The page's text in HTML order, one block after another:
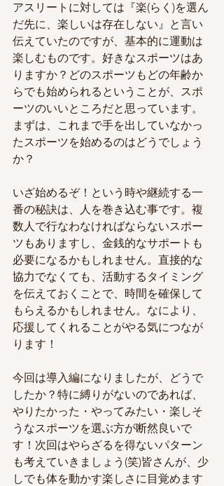
アスリートに対しては『楽(らく)を選ん
だ先に、楽しいは存在しない』と言い
伝えていたのですが、基本的に運動は
楽しむものです。好きなスポーツはあ
りますか？どのスポーツもどの年齢か
らでも始められるということが、スポ
ーツのいいところだと思っています。
まずは、これまで手を出していなかっ
たスポーツを始めるのはどうでしょう
か？
いざ始めるぞ！という時や継続する一
番の秘訣は、人を巻き込む事です。複
数人で行なわなければならないスポー
ツもありますし、金銭的なサポートも
必要になるかもしれません。直接的な
協力でなくても、活動するタイミング
を伝えておくことで、時間を確保して
もらえるかもしれません。なにより、
応援してくれることがやる気につなが
ります！
今回は導入編になりましたが、どうで
したか？特に縛りがないのであれば、
やりたかった・やってみたい・楽しそ
うなスポーツを選ぶ方が断然良いで
す！次回はやらざるを得ないパターン
も考えていきましょう(笑)皆さんが、少
しでも体を動かす楽しさに目覚めます